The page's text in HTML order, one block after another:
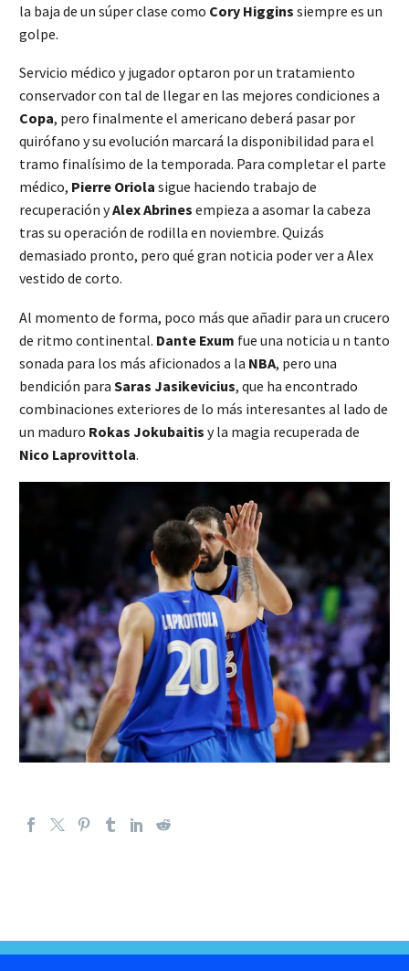
la baja de un súper clase como Cory Higgins siempre es un
golpe.
Servicio médico y jugador optaron por un tratamiento
conservador con tal de llegar en las mejores condiciones a
Copa, pero finalmente el americano deberá pasar por
quirófano y su evolución marcará la disponibilidad para el
tramo finalísimo de la temporada. Para completar el parte
médico, Pierre Oriola sigue haciendo trabajo de
recuperación yAlex Abrines empieza a asomar la cabeza
tras su operación de rodilla en noviembre. Quizás
demasiado pronto, pero qué gran noticia poder ver a Alex
vestido de corto.
Al momento de forma, poco más que añadir para un crucero
de ritmo continental. Dante Exum fue una noticia u n tanto
sonada para los más aficionados a la NBA, pero una
bendición para Saras Jasikevicius, que ha encontrado
combinaciones exteriores de lo más interesantes al lado de
un maduro Rokas Jokubaitis y la magia recuperada de
Nico Laprovittola.